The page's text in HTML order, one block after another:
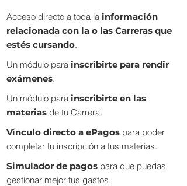
Acceso directo a toda la información
relacionada con la o las Carreras que
estés cursando.
Un módulo para inscribirte para rendir
exámenes.
Un módulo para inscribirte en las
materias de tu Carrera.
Vínculo directo a ePagos para poder
completar tu inscripción a tus materias.
Simulador de pagos para que puedas
gestionar mejor tus gastos.